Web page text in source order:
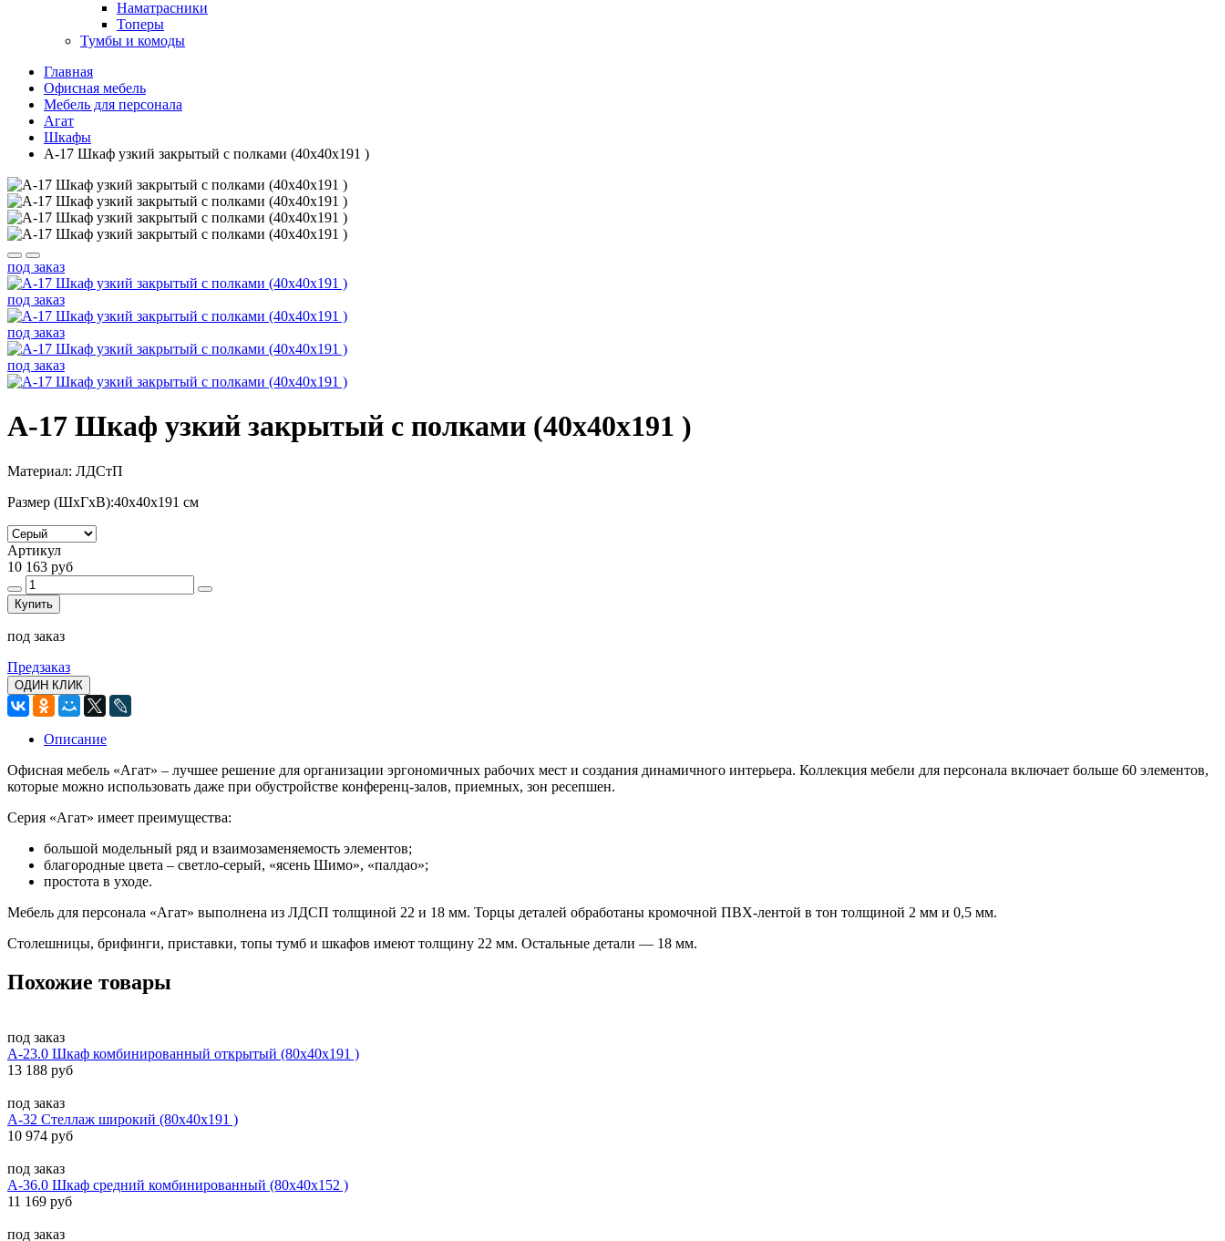
Наматрасники
Топеры
Тумбы и комоды
Главная
Офисная мебель
Мебель для персонала
Агат
Шкафы
А-17 Шкаф узкий закрытый с полками (40x40x191 )
под заказ
под заказ
под заказ
под заказ
А-17 Шкаф узкий закрытый с полками (40x40x191 )
Материал: ЛДСтП
Размер (ШхГхВ):40x40x191 см
Артикул
10 163 руб
Купить
под заказ
Предзаказ
ОДИН КЛИК
Описание
Офисная мебель «Агат» – лучшее решение для организации эргономичных рабочих мест и создания динамичного интерьера. Коллекция мебели для персонала включает больше 60 элементов,
которые можно использовать даже при обустройстве конференц-залов, приемных, зон ресепшен.
Серия «Агат» имеет преимущества:
большой модельный ряд и взаимозаменяемость элементов;
благородные цвета – светло-серый, «ясень Шимо», «палдао»;
простота в уходе.
Мебель для персонала «Агат» выполнена из ЛДСП толщиной 22 и 18 мм. Торцы деталей обработаны кромочной ПВХ-лентой в тон толщиной 2 мм и 0,5 мм.
Столешницы, брифинги, приставки, топы тумб и шкафов имеют толщину 22 мм. Остальные детали — 18 мм.
Похожие товары
под заказ
А-23.0 Шкаф комбинированный открытый (80x40x191 )
13 188 руб
под заказ
А-32 Стеллаж широкий (80x40x191 )
10 974 руб
под заказ
А-36.0 Шкаф средний комбинированный (80x40x152 )
11 169 руб
под заказ